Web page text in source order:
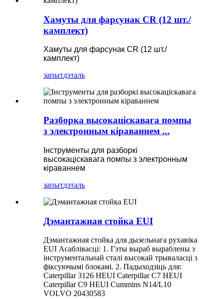
Хамуты для фарсунак CR (12 шт./
камплект)
Хамуты для фарсунак CR (12 шт./
камплект)
запытдэталь
Разборка высокаціскавага помпы
з электронным кіраваннем ...
Інструменты для разборкі
высокаціскавага помпы з электронным
кіраваннем
запытдэталь
Дэмантажная стойка EUI
Дэмантажная стойка для дызельнага рухавіка
EUI Асаблівасці: 1. Гэты выраб выраблены з
інструментальнай сталі высокай трываласці з
фіксуючымі блокамі. 2. Падыходзіць для:
Caterpillar 3126 HEUI Caterpillar C7 HEUI
Caterpillar C9 HEUI Cummins N14/L10
VOLVO 20430583